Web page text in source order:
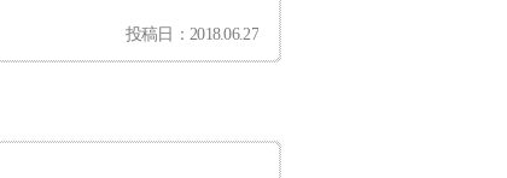
投稿日：2018.06.27